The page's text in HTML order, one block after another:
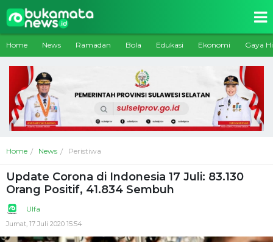
Home News Ramadan Bola Edukasi Ekonomi Gaya
Home News Peristiwa
Update Corona di Indonesia 17 Juli: 83.130
Orang Positif, 41.834 Sembuh
Ulfa
Jumat, 17 Juli 2020 15:54